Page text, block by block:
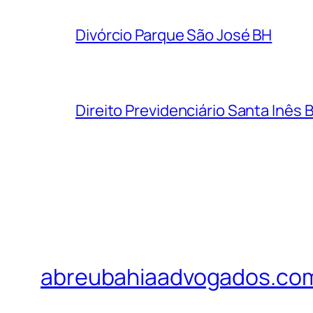
Divórcio Parque São José BH
Direito Previdenciário Santa Inês